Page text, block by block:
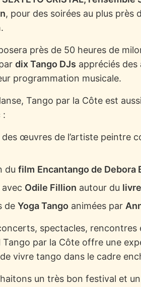
, pour des soirées au plus près
près de 50 heures de
dix Tango DJs appréciés
programmation musicale.
Tango par la Côte est
:
des œuvres de l’artiste peintre
du film Encantango de Debora
Odile Fillion autour du
de Yoga Tango animées par
spectacles, rencontres
Tango par la Côte offre une
vivre tango dans le cadre
un très bon festival et